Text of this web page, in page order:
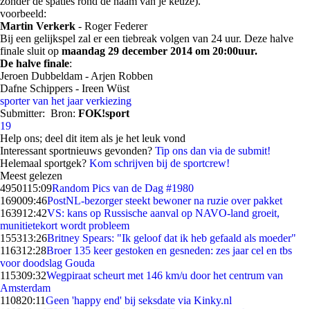
voorbeeld:
Martin Verkerk - Roger Federer
Bij een gelijkspel zal er een tiebreak volgen van 24 uur. Deze halve
finale sluit op maandag 29 december 2014 om 20:00uur.
De halve finale:
Jeroen Dubbeldam - Arjen Robben
Dafne Schippers - Ireen Wüst
sporter van het jaar verkiezing
Submitter: Bron: FOK!sport
19
Help ons; deel dit item als je het leuk vond
Interessant sportnieuws gevonden? Tip ons dan via de submit!
Helemaal sportgek? Kom schrijven bij de sportcrew!
Meest gelezen
4950115:09Random Pics van de Dag #1980
169009:46PostNL-bezorger steekt bewoner na ruzie over pakket
163912:42VS: kans op Russische aanval op NAVO-land groeit,
munitietekort wordt probleem
155313:26Britney Spears: "Ik geloof dat ik heb gefaald als moeder"
116312:28Broer 135 keer gestoken en gesneden: zes jaar cel en tbs
voor doodslag Gouda
115309:32Wegpiraat scheurt met 146 km/u door het centrum van
Amsterdam
110820:11Geen 'happy end' bij seksdate via Kinky.nl